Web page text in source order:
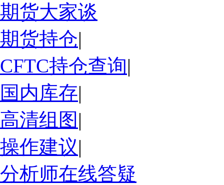
期货大家谈
期货持仓|
CFTC持仓查询|
国内库存|
高清组图 |
操作建议|
分析师在线答疑